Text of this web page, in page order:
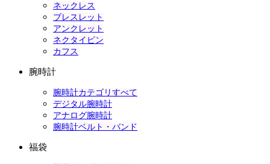
ネックレス
ブレスレット
アンクレット
ネクタイピン
カフス
腕時計
腕時計カテゴリすべて
デジタル腕時計
アナログ腕時計
腕時計ベルト・バンド
福袋